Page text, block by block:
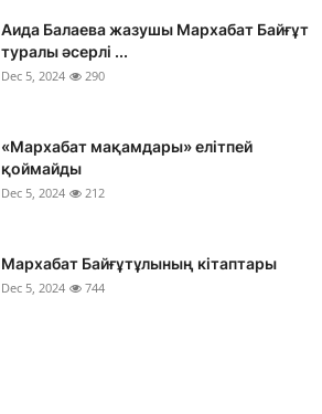
Аида Балаева жазушы Мархабат Байғұт
туралы әсерлі ...
Dec 5, 2024 290
«Мархабат мақамдары» елітпей
қоймайды
Dec 5, 2024 212
Мархабат Байғұтұлының кітаптары
Dec 5, 2024 744